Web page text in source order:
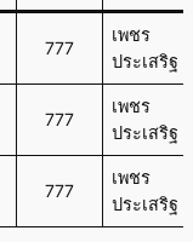
777
เพชร
ประเสริฐ
777
เพชร
ประเสริฐ
777
เพชร
ประเสริฐ